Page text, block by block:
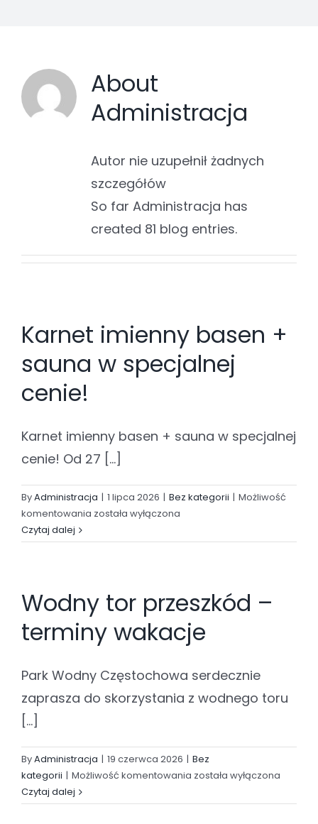
About
Administracja
Autor nie uzupełnił żadnych
szczegółów
So far Administracja has
created 81 blog entries.
Karnet imienny basen +
sauna w specjalnej
cenie!
Karnet imienny basen + sauna w specjalnej
cenie! Od 27 [...]
ByAdministracja | 1 lipca 2026 | Bez kategorii | Możliwość
komentowania Karnet
basen
specjalnej
cenie!
została wyłączona
Czytaj dalej
Wodny tor przeszkód –
terminy wakacje
Park Wodny Częstochowa serdecznie
zaprasza do skorzystania z wodnego toru
[...]
ByAdministracja | 19 czerwca 2026 | Bez
kategorii | Możliwość komentowania Wodny
przeszkód
została wyłączona
Czytaj dalej